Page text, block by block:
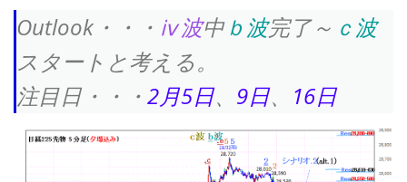
Outlook・・・ ⅳ波中ｂ波完了～ ｃ波
スタートと考える。
注目日・・・ 2月5日、 9日、 16日